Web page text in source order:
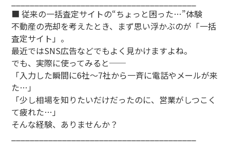
■ 従来の一括査定サイトの“ちょっと困った…”体験
不動産の売却を考えたとき、まず思い浮かぶのが「一括
査定サイト」。
最近ではSNS広告などでもよく見かけますよね。
でも、実際に使ってみると──
「入力した瞬間に6社～7社から一斉に電話やメールが来
た…」
「少し相場を知りたいだけだったのに、営業がしつこく
て疲れた…」
そんな経験、ありませんか？